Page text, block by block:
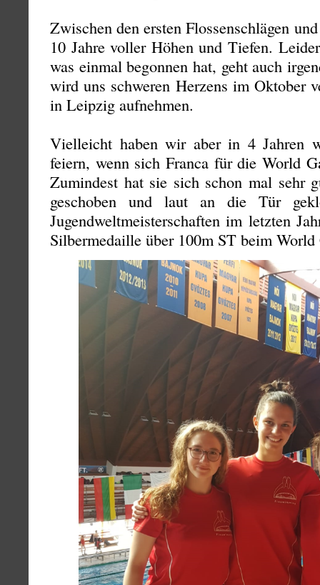
Zwischen den ersten Flossenschlägen
10 Jahre voller Höhen und Tiefen.
was einmal begonnen hat, geht auch
wird uns schweren Herzens im Oktober
in Leipzig aufnehmen.
Vielleicht haben wir aber in 4 Jahren
feiern, wenn sich Franca für die World
Zumindest hat sie sich schon mal sehr
geschoben und laut an die Tür
Jugendweltmeisterschaften im letzten
Silbermedaille über 100m ST beim